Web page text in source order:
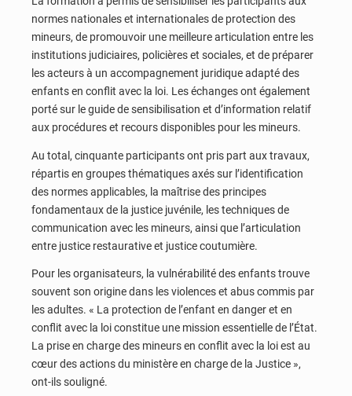
normes nationales et internationales de protection des
mineurs, de promouvoir une meilleure articulation entre les
institutions judiciaires, policières et sociales, et de préparer
les acteurs à un accompagnement juridique adapté des
enfants en conflit avec la loi. Les échanges ont également
porté sur le guide de sensibilisation et d’information relatif
aux procédures et recours disponibles pour les mineurs.
Au total, cinquante participants ont pris part aux travaux,
répartis en groupes thématiques axés sur l’identification
des normes applicables, la maîtrise des principes
fondamentaux de la justice juvénile, les techniques de
communication avec les mineurs, ainsi que l’articulation
entre justice restaurative et justice coutumière.
Pour les organisateurs, la vulnérabilité des enfants trouve
souvent son origine dans les violences et abus commis par
les adultes. « La protection de l’enfant en danger et en
conflit avec la loi constitue une mission essentielle de l’État.
La prise en charge des mineurs en conflit avec la loi est au
cœur des actions du ministère en charge de la Justice »,
ont-ils souligné.